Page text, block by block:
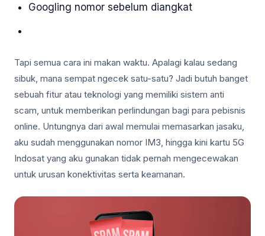
Googling nomor sebelum diangkat
Tapi semua cara ini makan waktu. Apalagi kalau sedang
sibuk, mana sempat ngecek satu-satu? Jadi butuh banget
sebuah fitur atau teknologi yang memiliki sistem anti
scam, untuk memberikan perlindungan bagi para pebisnis
online. Untungnya dari awal memulai memasarkan jasaku,
aku sudah menggunakan nomor IM3, hingga kini kartu 5G
Indosat yang aku gunakan tidak pernah mengecewakan
untuk urusan konektivitas serta keamanan.